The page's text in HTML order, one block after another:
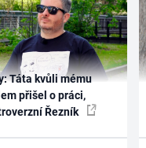
Táta kvůli mému
přišel o práci,
Řezník